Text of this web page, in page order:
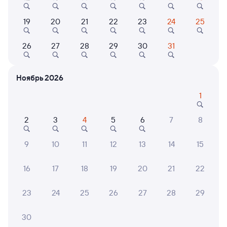
6 причин купить ж/д билеты
Онлайн-покупка за 4 минуты
Подробные ответы на вопросы о поездке или
8,7
Отель
Отель Гостинка Заря
19 20 21 22 23 24 25
26 27 28 29 30 31
Ноябрь 2026
1
2 3 4 5 6 7 8
9 10 11 12 13 14 15
16 17 18 19 20 21 22
23 24 25 26 27 28 29
30